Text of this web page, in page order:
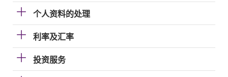
个人资料的处理
利率及汇率
投资服务